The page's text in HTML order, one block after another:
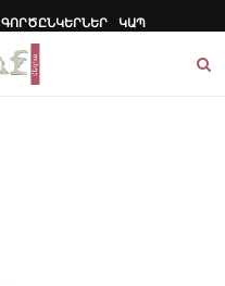
ԳՈՐԾԸՆԿԵՐՆԵՐ ԿԱՊ